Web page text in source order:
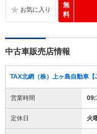
無
料
中古車販売店情報
TAX北網（株）上ヶ島自動車【
営業時間
定休日 火